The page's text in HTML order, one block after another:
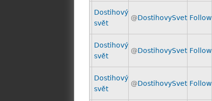
Dostihový
svět
@DostihovySvet Follow
Dostihový
svět
@DostihovySvet Follow
Dostihový
svět
@DostihovySvet Follow